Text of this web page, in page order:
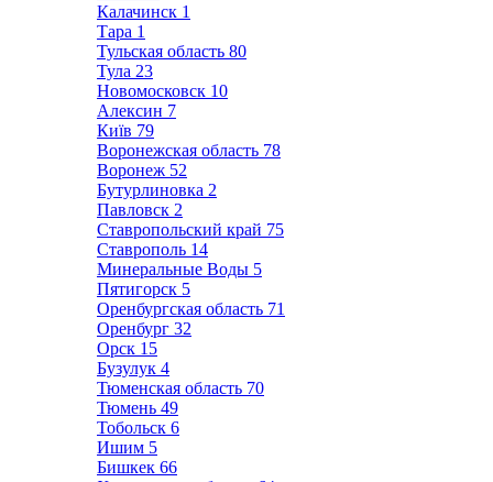
Калачинск 1
Тара 1
Тульская область 80
Тула 23
Новомосковск 10
Алексин 7
Київ 79
Воронежская область 78
Воронеж 52
Бутурлиновка 2
Павловск 2
Ставропольский край 75
Ставрополь 14
Минеральные Воды 5
Пятигорск 5
Оренбургская область 71
Оренбург 32
Орск 15
Бузулук 4
Тюменская область 70
Тюмень 49
Тобольск 6
Ишим 5
Бишкек 66